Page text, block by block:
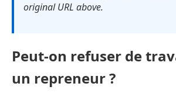
original URL above.
Peut-on refuser de
un repreneur ?